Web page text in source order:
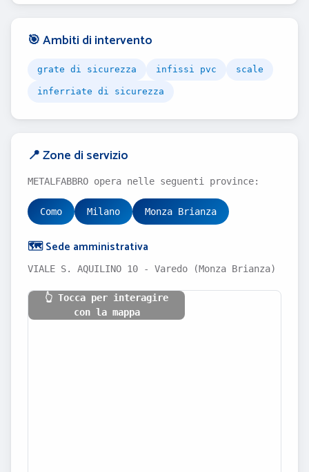
🎯 Ambiti di intervento
grate di sicurezza infissi pvc scale
inferriate di sicurezza
📍 Zone di servizio
METALFABBRO opera nelle seguenti province:
Como Milano Monza Brianza
🗺️ Sede amministrativa
VIALE S. AQUILINO 10 - Varedo (Monza Brianza)
👆 Tocca per interagire
con la mappa